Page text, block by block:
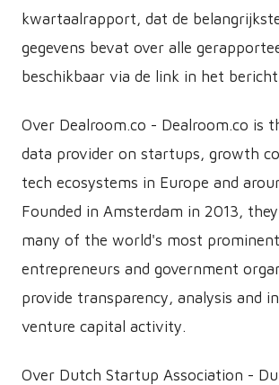
kwartaalrapport, dat de
gegevens bevat over alle
beschikbaar via de link in het
Over De​​alroom.co - Dealroom.co is
data provider on startups, growth
tech ecosystems in Europe and
Founded in Amsterdam in 2013,
many of the world's most
entrepreneurs and government
provide transparency, analysis and
venture capital activity.
Over Dutch Startup Association -